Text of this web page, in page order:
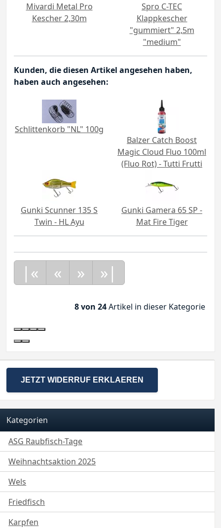
Mivardi Metal Pro
Kescher 2,30m
Spro C-TEC
Klappkescher
"gummiert" 2,5m
"medium"
Kunden, die diesen Artikel angesehen haben,
haben auch angesehen:
Schlittenkorb "NL" 100g
Balzer Catch Boost
Magic Cloud Fluo 100ml
(Fluo Rot) - Tutti Frutti
Gunki Scunner 135 S
Twin - HL Ayu
Gunki Gamera 65 SP -
Mat Fire Tiger
|« « » »|
8 von 24Artikel in dieser Kategorie
JETZT WIDERRUF ERKLAEREN
Kategorien
ASG Raubfisch-Tage
Weihnachtsaktion 2025
Wels
Friedfisch
Karpfen